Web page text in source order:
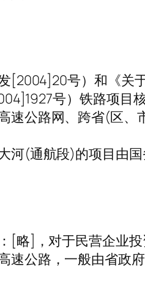
[2004]20号）和《关
号）铁路项目
速公路网、跨省(区
河(通航段)的项目由
[略]，对于民营企业
速公路，一般由省政